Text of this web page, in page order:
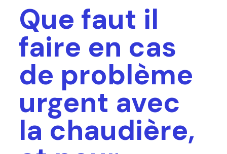
Que faut il
faire en cas
de problème
urgent avec
la chaudière,